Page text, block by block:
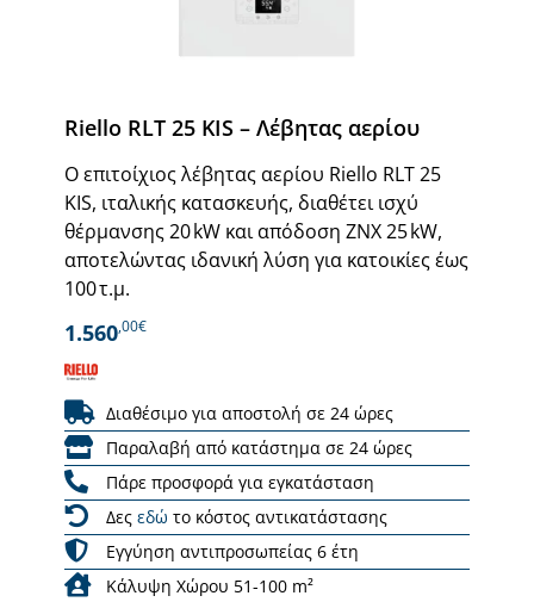
Riello RLT 25 KIS – Λέβητας αερίου
Ο επιτοίχιος λέβητας αερίου Riello RLT 25
KIS, ιταλικής κατασκευής, διαθέτει ισχύ
θέρμανσης 20 kW και απόδοση ΖΝΧ 25 kW,
αποτελώντας ιδανική λύση για κατοικίες έως
100 τ.μ.
1.560,00€
Διαθέσιμο για αποστολή σε 24 ώρες
Παραλαβή από κατάστημα σε 24 ώρες
Πάρε προσφορά για εγκατάσταση
Δες εδώ το κόστος αντικατάστασης
Εγγύηση αντιπροσωπείας 6 έτη
Κάλυψη Χώρου 51-100 m²